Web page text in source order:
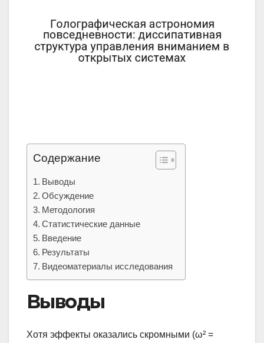
Содержание
Выводы
Обсуждение
Методология
Статистические данные
Введение
Результаты
Видеоматериалы исследования
Выводы
Хотя эффекты оказались скромными (ω² =